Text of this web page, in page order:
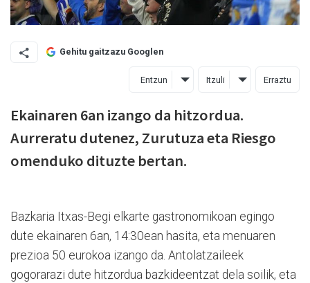
Gehitu gaitzazu Googlen
Entzun Itzuli Erraztu
Ekainaren 6an izango da hitzordua.
Aurreratu dutenez, Zurutuza eta Riesgo
omenduko dituzte bertan.
Bazkaria Itxas-Begi elkarte gastronomikoan egingo
dute ekainaren 6an, 14:30ean hasita, eta menuaren
prezioa 50 eurokoa izango da. Antolatzaileek
gogorarazi dute hitzordua bazkideentzat dela soilik, eta